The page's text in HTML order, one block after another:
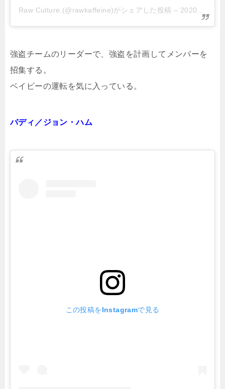
Raw Culture.(@rawkaffeine)がシェアした投稿 – 2020年 1月月12日午前6時41分PST
強盗チームのリーダーで、強盗を計画してメンバーを
招集する。
ベイビーの運転を気に入っている。
バディ／ジョン・ハム
この投稿をInstagramで見る